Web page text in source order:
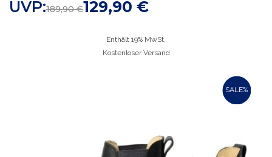
UVP:189,90€129,90 €
Enthält 19% MwSt.
Kostenloser Versand
SALE%